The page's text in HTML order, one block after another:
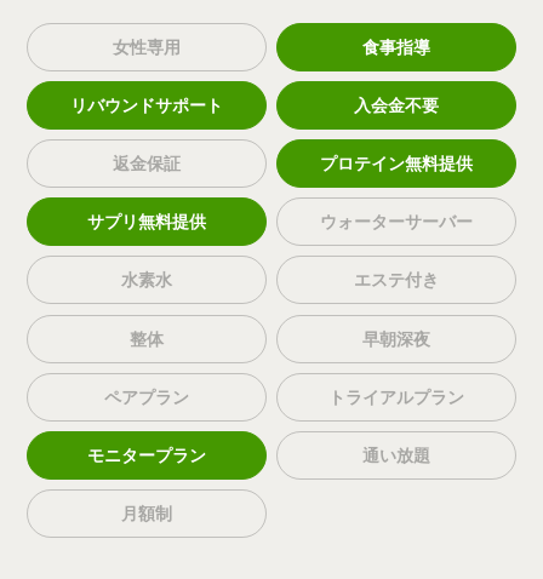
女性専用 食事指導
リバウンドサポート 入会金不要
返金保証 プロテイン無料提供
サプリ無料提供 ウォーターサーバー
水素水 エステ付き
整体 早朝深夜
ペアプラン トライアルプラン
モニタープラン 通い放題
月額制